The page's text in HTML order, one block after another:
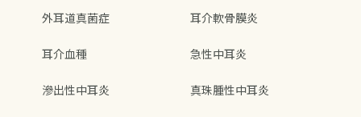
外耳道真菌症 耳介軟骨膜炎
耳介血種 急性中耳炎
滲出性中耳炎 真珠腫性中耳炎